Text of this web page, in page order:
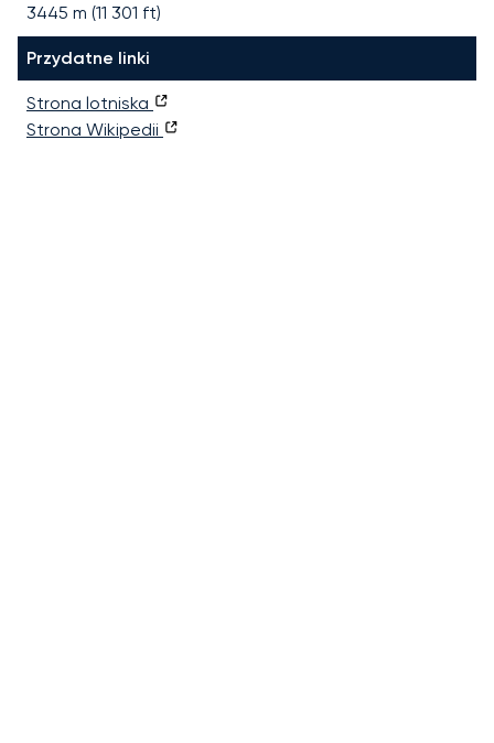
3445 m (11 301 ft)
Przydatne linki
Strona lotniska
Strona Wikipedii